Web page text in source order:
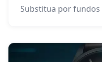
Substitua por